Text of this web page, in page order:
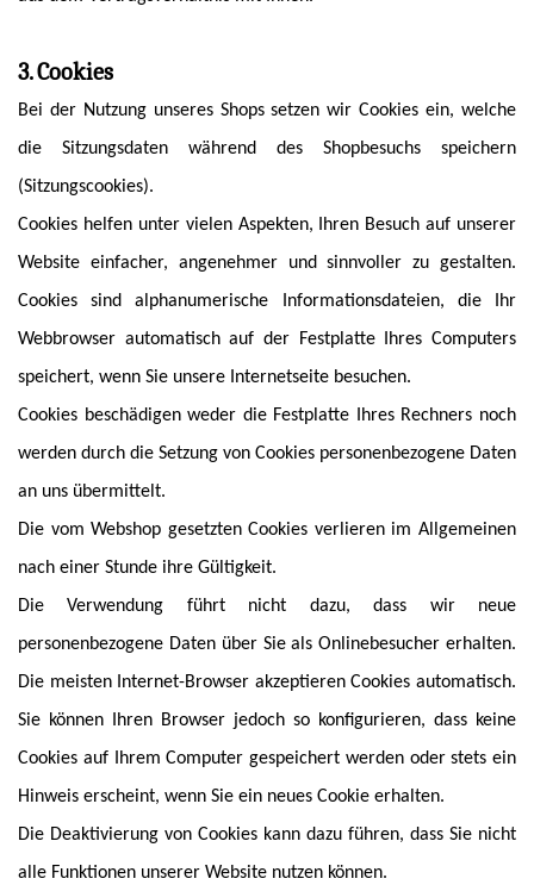
3. Cookies
Bei der Nutzung unseres Shops setzen wir Cookies ein, welche
die Sitzungsdaten während des Shopbesuchs speichern
(Sitzungscookies).
Cookies helfen unter vielen Aspekten, Ihren Besuch auf unserer
Website einfacher, angenehmer und sinnvoller zu gestalten.
Cookies sind alphanumerische Informationsdateien, die Ihr
Webbrowser automatisch auf der Festplatte Ihres Computers
speichert, wenn Sie unsere Internetseite besuchen.
Cookies beschädigen weder die Festplatte Ihres Rechners noch
werden durch die Setzung von Cookies personenbezogene Daten
an uns übermittelt.
Die vom Webshop gesetzten Cookies verlieren im Allgemeinen
nach einer Stunde ihre Gültigkeit.
Die Verwendung führt nicht dazu, dass wir neue
personenbezogene Daten über Sie als Onlinebesucher erhalten.
Die meisten Internet-Browser akzeptieren Cookies automatisch.
Sie können Ihren Browser jedoch so konfigurieren, dass keine
Cookies auf Ihrem Computer gespeichert werden oder stets ein
Hinweis erscheint, wenn Sie ein neues Cookie erhalten.
Die Deaktivierung von Cookies kann dazu führen, dass Sie nicht
alle Funktionen unserer Website nutzen können.